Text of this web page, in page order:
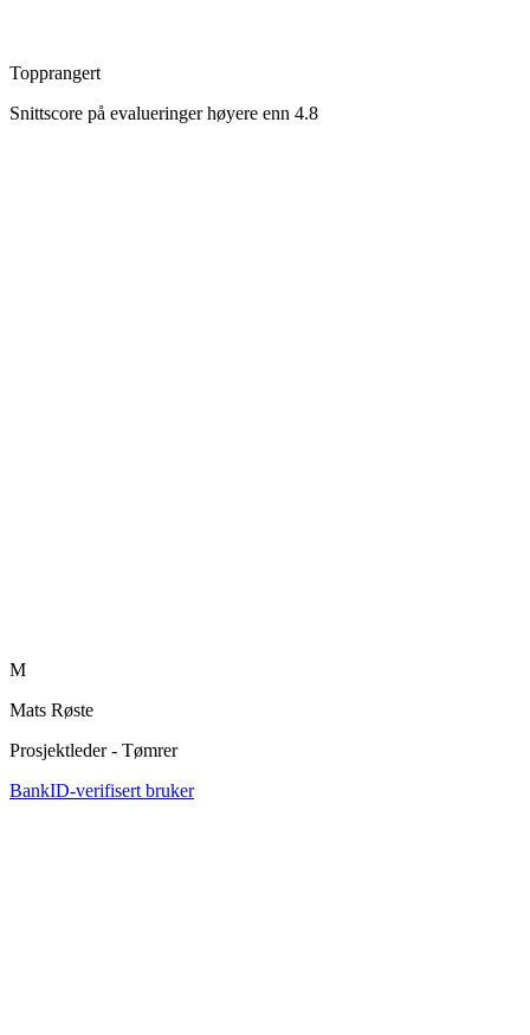
Topprangert
Snittscore på evalueringer høyere enn 4.8
M
Mats Røste
Prosjektleder - Tømrer
BankID-verifisert bruker